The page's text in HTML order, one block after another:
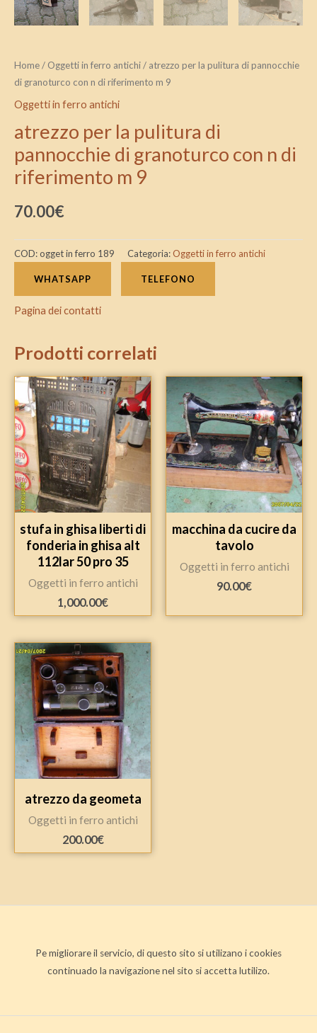
Home/ Oggetti in ferro antichi/ atrezzo per la pulitura di pannocchie
di granoturco con n di riferimento m 9
Oggetti in ferro antichi
atrezzo per la pulitura di
pannocchie di granoturco con n di
riferimento m 9
70.00€
quantità
COD:ogget in ferro 189 Categoria: Oggetti in ferro antichi
WHATSAPP TELEFONO
Pagina dei contatti
Prodotti correlati
stufa in ghisa liberti di
fonderia in ghisa alt
112lar 50 pro 35
Oggetti in ferro antichi
1,000.00€
macchina da cucire da
tavolo
Oggetti in ferro antichi
90.00€
atrezzo da geometa
Oggetti in ferro antichi
200.00€
Pe migliorare il servicio, di questo sito si utilizano i cookies
continuado la navigazione nel sito si accetta lutilizo.